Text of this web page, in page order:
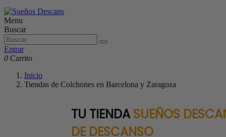
Menu
Buscar
Entrar
0 Carrito
Inicio
Tiendas de Colchones en Barcelona y Zaragoza
TU TIENDASUEÑOS
DE DESCANSO